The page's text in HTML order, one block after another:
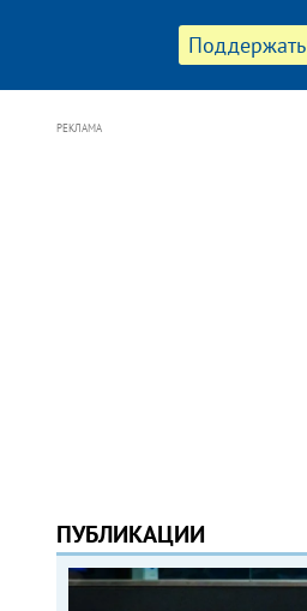
Поддержать
РЕКЛАМА
ПУБЛИКАЦИИ